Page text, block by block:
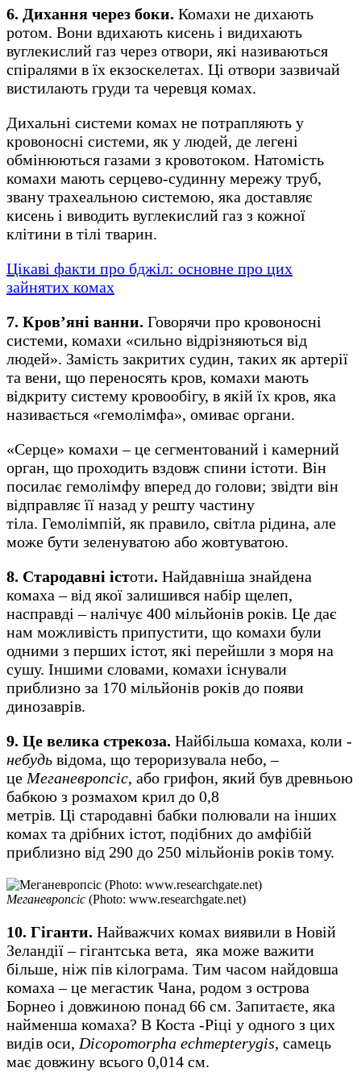
6. Дихання через боки. Комахи не дихають
ротом. Вони вдихають кисень і видихають
вуглекислий газ через отвори, які називаються
спіралями в їх екзоскелетах. Ці отвори зазвичай
вистилають груди та черевця комах.
Дихальні системи комах не потрапляють у
кровоносні системи, як у людей, де легені
обмінюються газами з кровотоком. Натомість
комахи мають серцево-судинну мережу труб,
звану трахеальною системою, яка доставляє
кисень і виводить вуглекислий газ з кожної
клітини в тілі тварин.
Цікаві факти про бджіл: основне про цих
зайнятих комах
7. Кров’яні ванни. Говорячи про кровоносні
системи, комахи «сильно відрізняються від
людей». Замість закритих судин, таких як артерії
та вени, що переносять кров, комахи мають
відкриту систему кровообігу, в якій їх кров, яка
називається «гемолімфа», омиває органи.
«Серце» комахи – це сегментований і камерний
орган, що проходить вздовж спини істоти. Він
посилає гемолімфу вперед до голови; звідти він
відправляє її назад у решту частину
тіла. Гемолімпій, як правило, світла рідина, але
може бути зеленуватою або жовтуватою.
8. Стародавні істоти. Найдавніша знайдена
комаха – від якої залишився набір щелеп,
насправді – налічує 400 мільйонів років. Це дає
нам можливість припустити, що комахи були
одними з перших істот, які перейшли з моря на
сушу. Іншими словами, комахи існували
приблизно за 170 мільйонів років до появи
динозаврів.
9. Це велика стрекоза. Найбільша комаха, коли -
небудь відома, що тероризувала небо, –
це Меганевропсіс, або грифон, який був древньою
бабкою з розмахом крил до 0,8
метрів. Ці стародавні бабки полювали на інших
комах та дрібних істот, подібних до амфібій
приблизно від 290 до 250 мільйонів років тому.
Меганевропсіс (Photo: www.researchgate.net)
10. Гіганти. Найважчих комах виявили в Новій
Зеландії – гігантська вета, яка може важити
більше, ніж пів кілограма. Тим часом найдовша
комаха – це мегастик Чана, родом з острова
Борнео і довжиною понад 66 см. Запитаєте, яка
найменша комаха? В Коста -Ріці у одного з цих
видів оси, Dicopomorpha echmepterygis, самець
має довжину всього 0,014 см.